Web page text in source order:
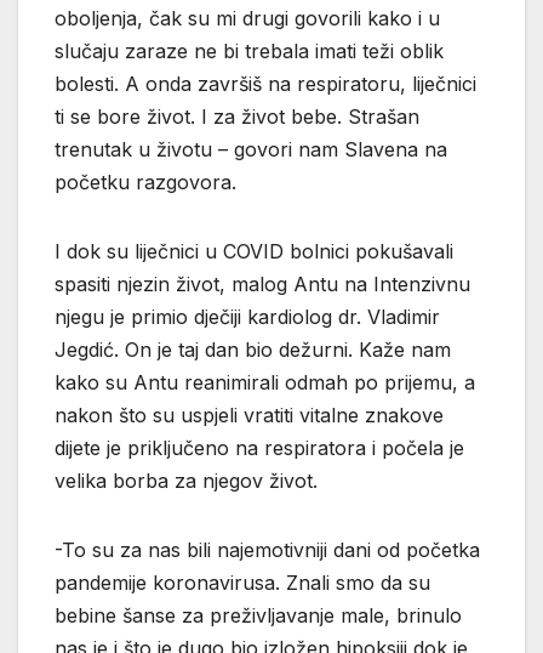
oboljenja, čak su mi drugi govorili kako i u
slučaju zaraze ne bi trebala imati teži oblik
bolesti. A onda završiš na respiratoru, liječnici
ti se bore život. I za život bebe. Strašan
trenutak u životu – govori nam Slavena na
početku razgovora.
I dok su liječnici u COVID bolnici pokušavali
spasiti njezin život, malog Antu na Intenzivnu
njegu je primio dječiji kardiolog dr. Vladimir
Jegdić. On je taj dan bio dežurni. Kaže nam
kako su Antu reanimirali odmah po prijemu, a
nakon što su uspjeli vratiti vitalne znakove
dijete je priključeno na respiratora i počela je
velika borba za njegov život.
-To su za nas bili najemotivniji dani od početka
pandemije koronavirusa. Znali smo da su
bebine šanse za preživljavanje male, brinulo